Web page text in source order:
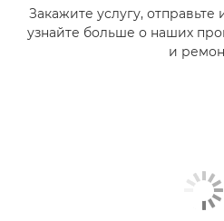
Закажите услугу,
узнайте больше о наших
и